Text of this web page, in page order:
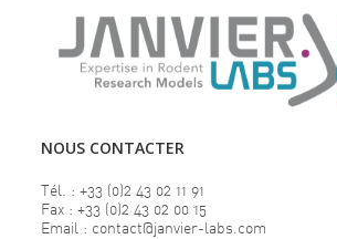
NOUS CONTACTER
Tél. : +33 (0)2 43 02 11 91
Fax : +33 (0)2 43 02 00 15
Email : contact@janvier-labs.com